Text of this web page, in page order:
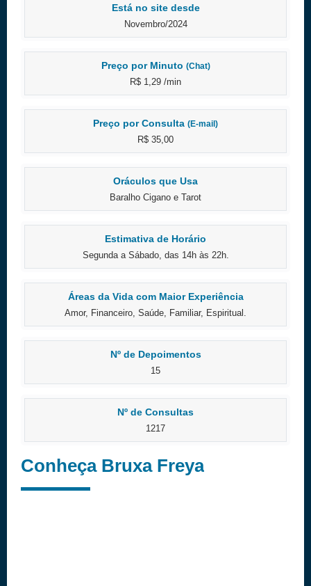
Está no site desde
Novembro/2024
Preço por Minuto (Chat)
R$ 1,29 /min
Preço por Consulta (E-mail)
R$ 35,00
Oráculos que Usa
Baralho Cigano e Tarot
Estimativa de Horário
Segunda a Sábado, das 14h às 22h.
Áreas da Vida com Maior Experiência
Amor, Financeiro, Saúde, Familiar, Espiritual.
Nº de Depoimentos
15
Nº de Consultas
1217
Conheça Bruxa Freya